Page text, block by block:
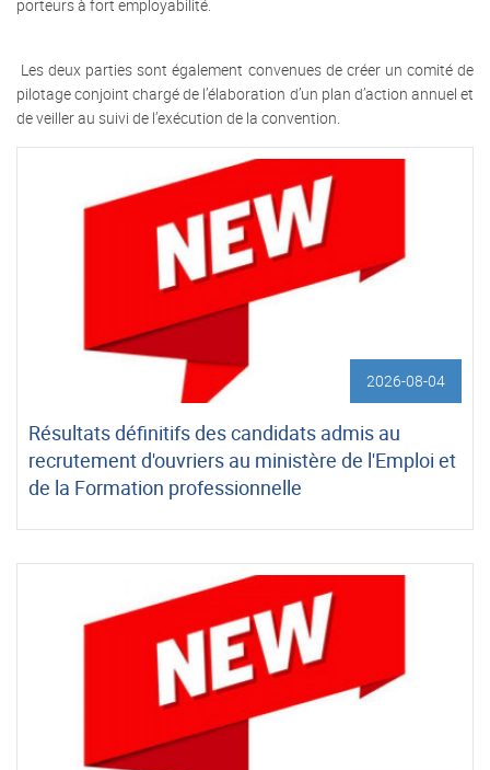
porteurs à fort employabilité.
Les deux parties sont également convenues de créer un comité de
pilotage conjoint chargé de l’élaboration d’un plan d’action annuel et
de veiller au suivi de l’exécution de la convention.
2026-08-04
Résultats définitifs des candidats admis au
recrutement d'ouvriers au ministère de l'Emploi et
de la Formation professionnelle